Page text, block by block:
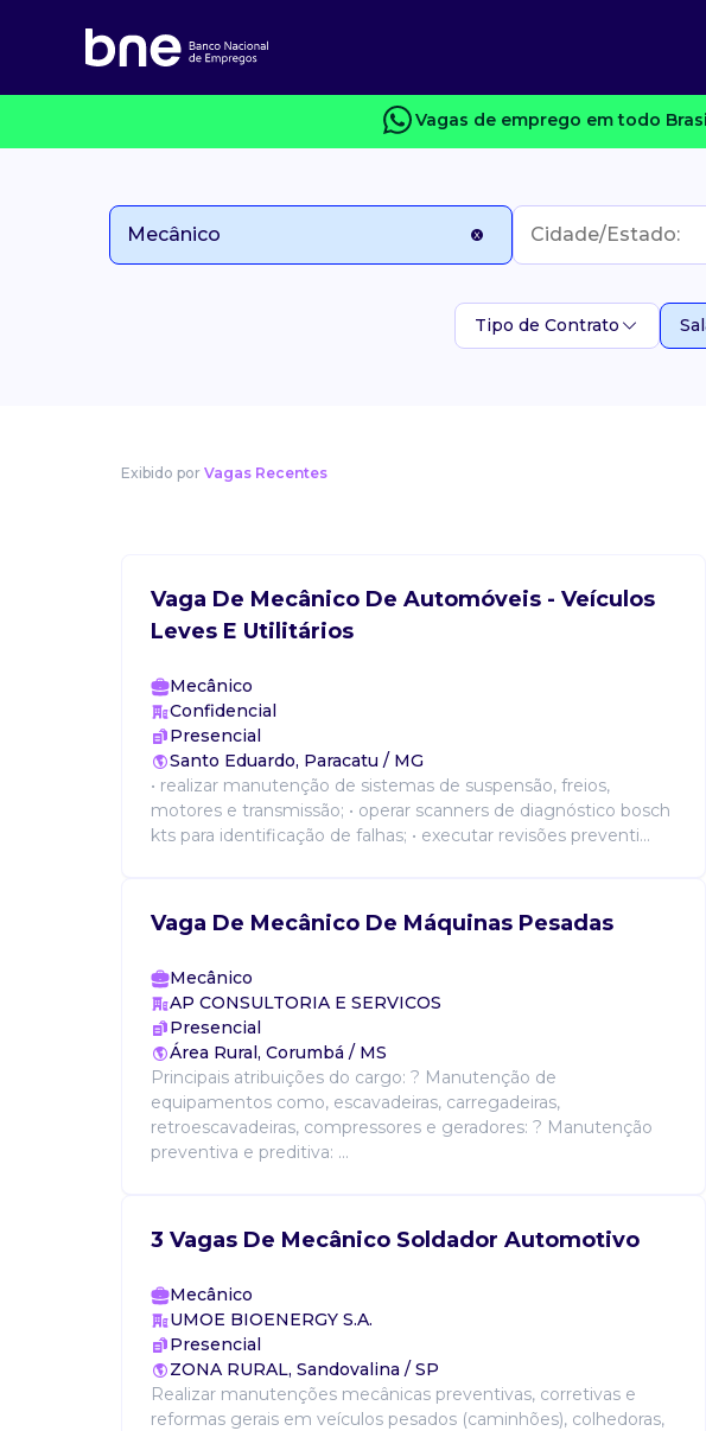
Vagas de emprego em todo
Tipo de Contrato
Exibido por Vagas Recentes
Vaga De Mecânico De Automóveis - Veículos
Leves E Utilitários
Mecânico
Confidencial
Presencial
Santo Eduardo, Paracatu / MG
• realizar manutenção de sistemas de suspensão, freios,
motores e transmissão; • operar scanners de diagnóstico bosch
kts para identificação de falhas; • executar revisões preventi...
Vaga De Mecânico De Máquinas Pesadas
Mecânico
AP CONSULTORIA E SERVICOS
Presencial
Área Rural, Corumbá / MS
Principais atribuições do cargo: ? Manutenção de
equipamentos como, escavadeiras, carregadeiras,
retroescavadeiras, compressores e geradores: ? Manutenção
preventiva e preditiva: ...
3 Vagas De Mecânico Soldador Automotivo
Mecânico
UMOE BIOENERGY S.A.
Presencial
ZONA RURAL, Sandovalina / SP
Realizar manutenções mecânicas preventivas, corretivas e
reformas gerais em veículos pesados (caminhões), colhedoras,